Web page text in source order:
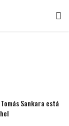
Sankara está